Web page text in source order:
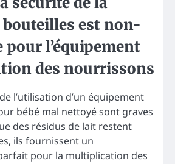
bouteilles est non-
pour l’équipement
des nourrissons
l’utilisation d’un équipement
bébé mal nettoyé sont graves
des résidus de lait restent
ils fournissent un
pour la multiplication des